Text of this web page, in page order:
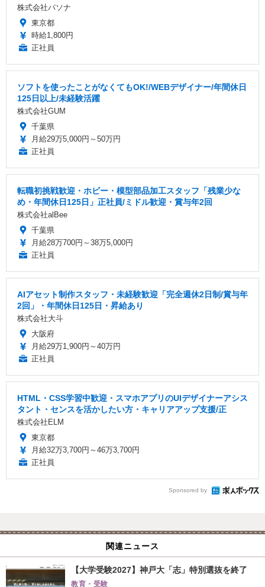
株式会社パソナ
東京都
時給1,800円
正社員
ソフトを使ったことがなくてもOK!/WEBデザイナー/年間休日
125日以上/未経験活躍
株式会社GUM
千葉県
月給29万5,000円～50万円
正社員
転職初挑戦歓迎・ホビー・模型部品加工スタッフ「残業少な
め・年間休日125日」正社員/ミドル歓迎・賞与年2回
株式会社alBee
千葉県
月給28万700円～38万5,000円
正社員
AIアセット制作スタッフ・未経験歓迎「完全週休2日制/賞与年
2回」・年間休日125日・昇給あり
株式会社大斗
大阪府
月給29万1,900円～40万円
正社員
HTML・CSS学習中歓迎・スマホアプリのUIデザイナーアシス
タント・センスを活かしたい方・キャリアアップ支援/正
株式会社ELM
東京都
月給32万3,700円～46万3,700円
正社員
Sponsored by
関連ニュース
【大学受験2027】神戸大「志」特別選抜を終了
教育・受験